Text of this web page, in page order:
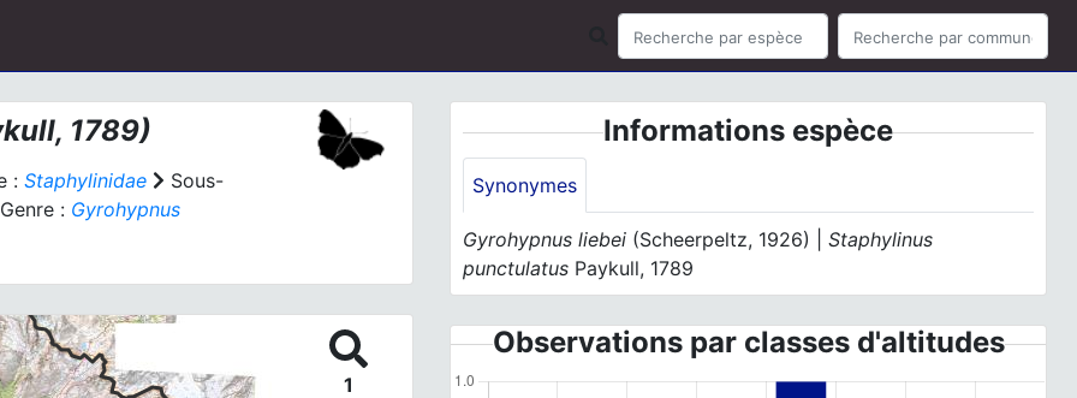
1789)
: Staphylinidae
Sous-
: Gyrohypnus
1
Informations espèce
Synonymes
Gyrohypnus liebei (Scheerpeltz, 1926) |Staphylinus
punctulatus Paykull, 1789
Observations par classes d'altitudes